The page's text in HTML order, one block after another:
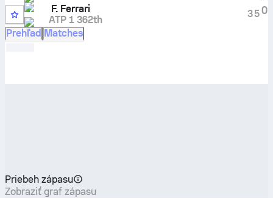
4
WC
F. Ferrari
ATP 1 362th
350
Prehľad Matches
Priebeh zápasu
Zobraziť graf zápasu